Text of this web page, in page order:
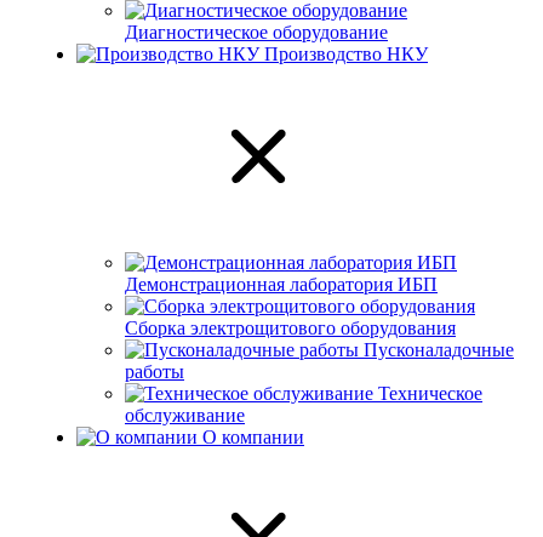
Диагностическое оборудование
Производство НКУ
Демонстрационная лаборатория ИБП
Сборка электрощитового оборудования
Пусконаладочные
работы
Техническое
обслуживание
О компании